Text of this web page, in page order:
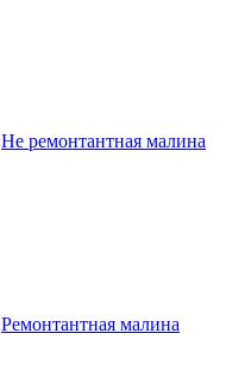
Не ремонтантная малина
Ремонтантная малина